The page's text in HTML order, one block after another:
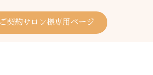
ご契約サロン様専用ページ